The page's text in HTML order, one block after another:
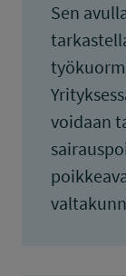
Sen
voidaan